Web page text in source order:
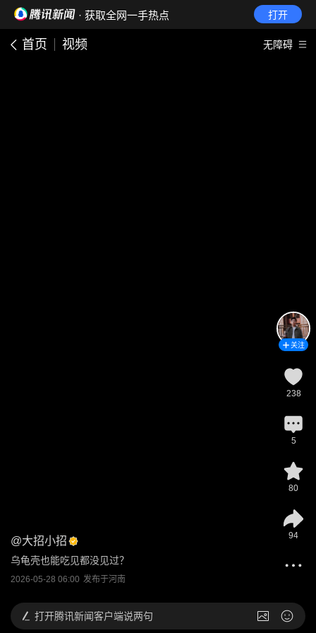
· 获取全网一手热点 打开
首页 视频 无障碍
@大招小招
乌龟壳也能吃见都没见过？
2026-05-28 06:00 发布于河南
关注
238
5
80
94
打开腾讯新闻客户端说两句